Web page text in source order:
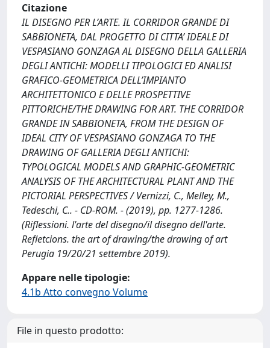
Citazione
IL DISEGNO PER L’ARTE. IL CORRIDOR GRANDE DI
SABBIONETA, DAL PROGETTO DI CITTA’ IDEALE DI
VESPASIANO GONZAGA AL DISEGNO DELLA GALLERIA
DEGLI ANTICHI: MODELLI TIPOLOGICI ED ANALISI
GRAFICO-GEOMETRICA DELL’IMPIANTO
ARCHITETTONICO E DELLE PROSPETTIVE
PITTORICHE/THE DRAWING FOR ART. THE CORRIDOR
GRANDE IN SABBIONETA, FROM THE DESIGN OF
IDEAL CITY OF VESPASIANO GONZAGA TO THE
DRAWING OF GALLERIA DEGLI ANTICHI:
TYPOLOGICAL MODELS AND GRAPHIC-GEOMETRIC
ANALYSIS OF THE ARCHITECTURAL PLANT AND THE
PICTORIAL PERSPECTIVES / Vernizzi, C., Melley, M.,
Tedeschi, C.. - CD-ROM. - (2019), pp. 1277-1286.
(Riflessioni. l'arte del disegno/il disegno dell'arte.
Refletcions. the art of drawing/the drawing of art
Perugia 19/20/21 settembre 2019).
Appare nelle tipologie:
4.1b Atto convegno Volume
File in questo prodotto: